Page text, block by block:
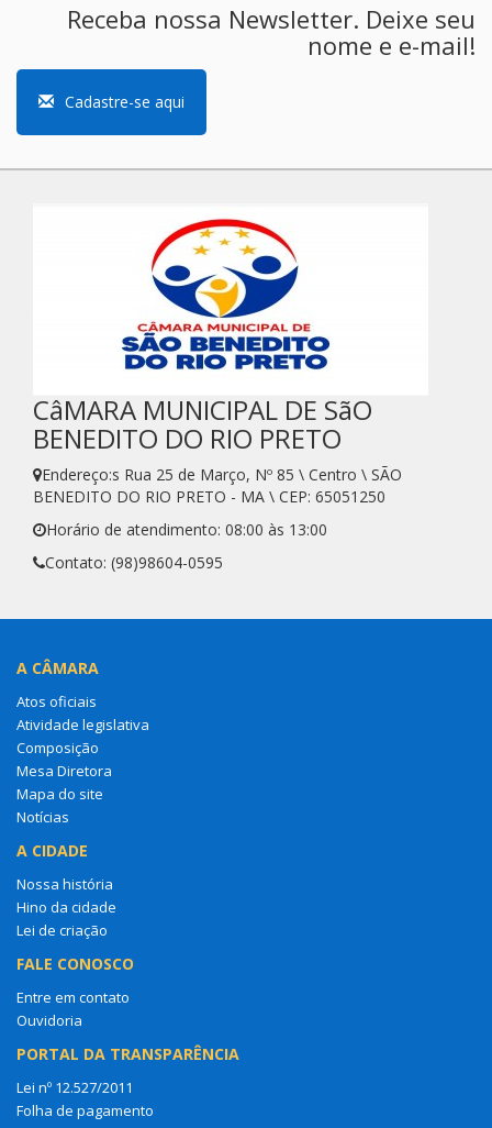
Receba nossa Newsletter. Deixe seu
nome e e-mail!
Cadastre-se aqui
CâMARA MUNICIPAL DE SãO
BENEDITO DO RIO PRETO
Endereço:s Rua 25 de Março, Nº 85 \ Centro \ SÃO
BENEDITO DO RIO PRETO - MA \ CEP: 65051250
Horário de atendimento: 08:00 às 13:00
Contato: (98)98604-0595
A CÂMARA
Atos oficiais
Atividade legislativa
Composição
Mesa Diretora
Mapa do site
Notícias
A CIDADE
Nossa história
Hino da cidade
Lei de criação
FALE CONOSCO
Entre em contato
Ouvidoria
PORTAL DA TRANSPARÊNCIA
Lei nº 12.527/2011
Folha de pagamento